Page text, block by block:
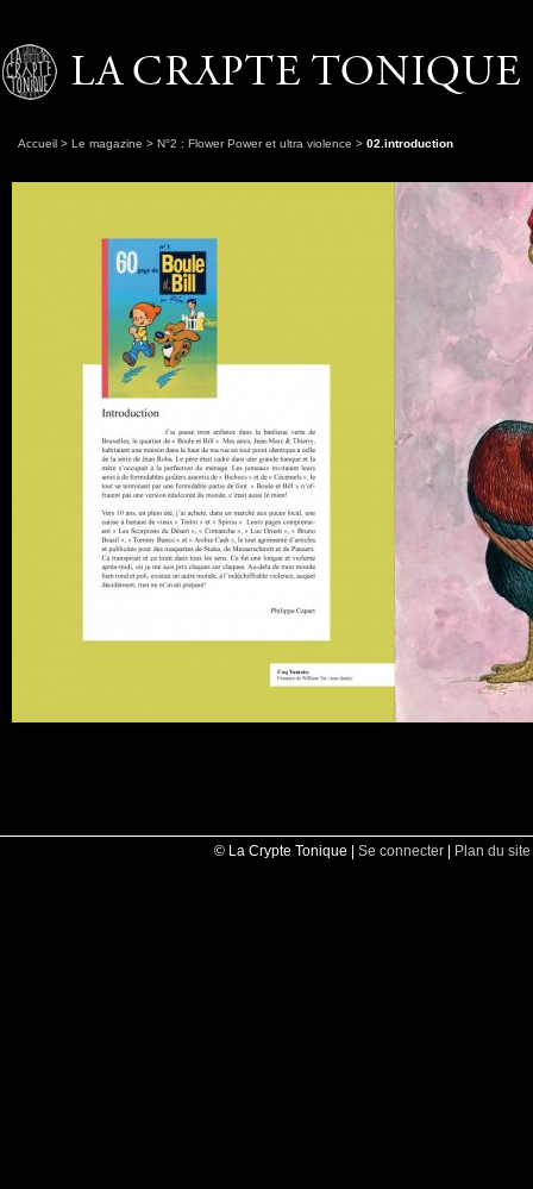
Accueil > Le magazine > N°2 : Flower Power et ultra violence > 02.introduction
© La Crypte Tonique | Se connecter | Plan du site